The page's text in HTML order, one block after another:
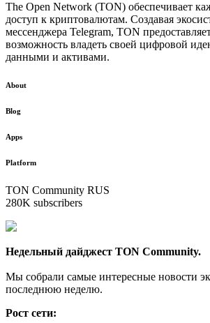
The Open Network (TON) обеспечивает
доступ к криптовалютам. Создавая
мессенджера Telegram, TON
возможность владеть своей цифровой
данными и активами.
About
Blog
Apps
Platform
TON Community RUS
280K subscribers
Недельный дайджест TON Community.
Мы собрали самые интересные новости
последнюю неделю.
Рост сети: